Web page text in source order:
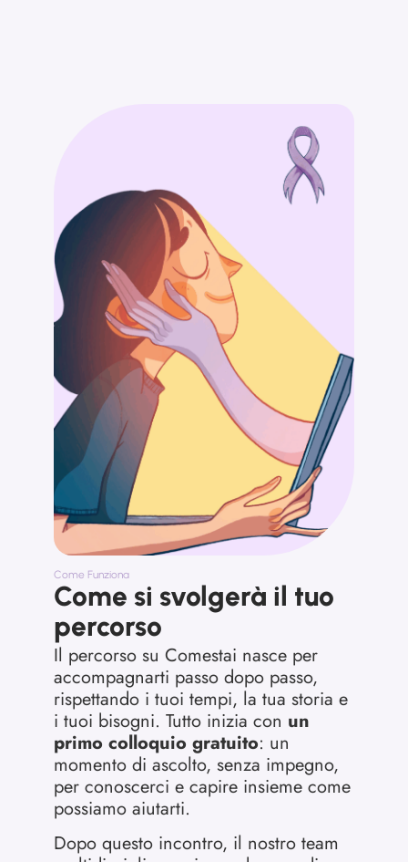
Come Funziona
Come si svolgerà il tuo
percorso
Il percorso su Comestai nasce per
accompagnarti passo dopo passo,
rispettando i tuoi tempi, la tua storia e
i tuoi bisogni. Tutto inizia con un
primo colloquio gratuito: un
momento di ascolto, senza impegno,
per conoscerci e capire insieme come
possiamo aiutarti.
Dopo questo incontro, il nostro team